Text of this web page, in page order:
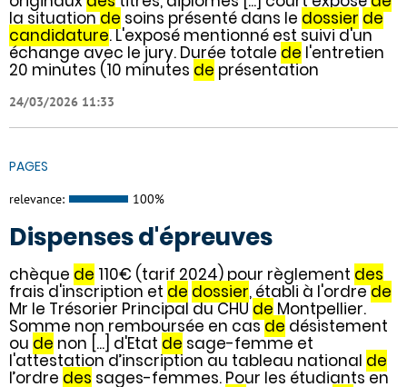
la situationde soins présenté dans le dossier de
candidature. L'exposé mentionné est suivi d'un
échange avec le jury. Durée totale de l'entretien
20 minutes (10 minutes de présentation
24/03/2026 11:33
PAGES
relevance: 100%
Dispenses d'épreuves
chèque de 110€ (tarif 2024) pour règlement des
frais d'inscription et de dossier, établi à l'ordrede
Mr le Trésorier Principal du CHU de Montpellier.
Somme non remboursée en casde désistement
ou de non [...] d'Etat de sage-femme et
l'attestation d’inscription au tableau national de
l’ordre des sages-femmes. Pour les étudiants en